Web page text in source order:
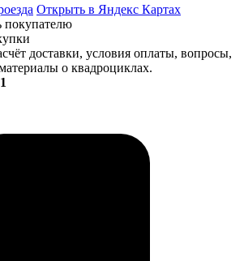
Открыть в Яндекс Картах
покупателю
доставки, условия оплаты, вопросы,
о квадроциклах.